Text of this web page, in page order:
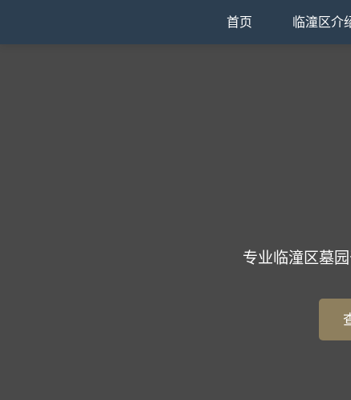
首页 临潼区介
专业临潼区墓